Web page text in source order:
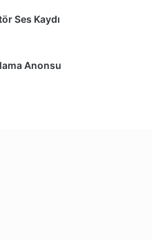
Ses Kaydı
Anonsu